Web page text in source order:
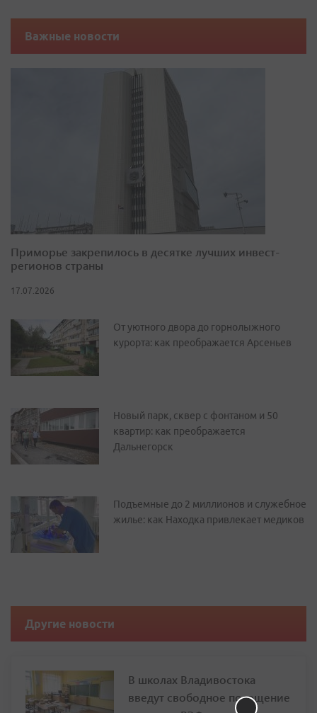
Важные новости
Приморье закрепилось в десятке лучших инвест-
регионов страны
17.07.2026
От уютного двора до горнолыжного
курорта: как преображается Арсеньев
Новый парк, сквер с фонтаном и 50
квартир: как преображается
Дальнегорск
Подъемные до 2 миллионов и служебное
жилье: как Находка привлекает медиков
Другие новости
В школах Владивостока
введут свободное посещение